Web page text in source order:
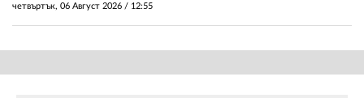
четвъртък, 06 Август 2026 / 12:55